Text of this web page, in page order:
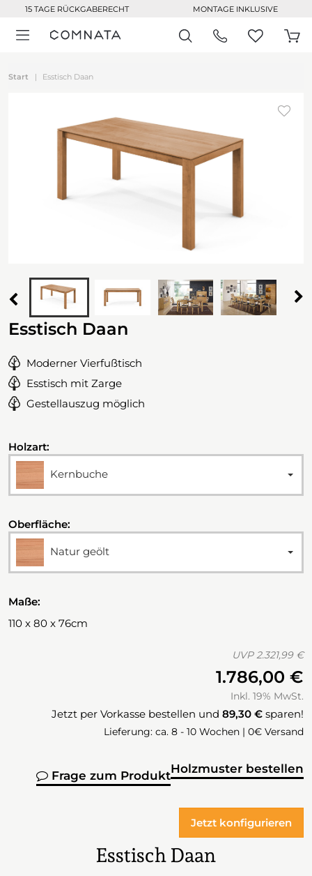
15 TAGE RÜCKGABERECHT MONTAGE INKLUSIVE
Start Esstisch Daan
Esstisch Daan
Moderner Vierfußtisch
Esstisch mit Zarge
Gestellauszug möglich
Holzart:
Kernbuche
Oberfläche:
Natur geölt
Maße:
110 x 80 x 76cm
UVP2.321,99 €
1.786,00 €
Inkl. 19% MwSt.
Jetzt per Vorkasse bestellen und 89,30 € sparen!
Lieferung: ca. 8 - 10 Wochen | 0€ Versand
Holzmuster bestellen
Frage zum Produkt
Jetzt konfigurieren
Esstisch Daan